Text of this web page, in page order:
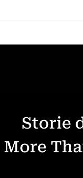
Storie
More